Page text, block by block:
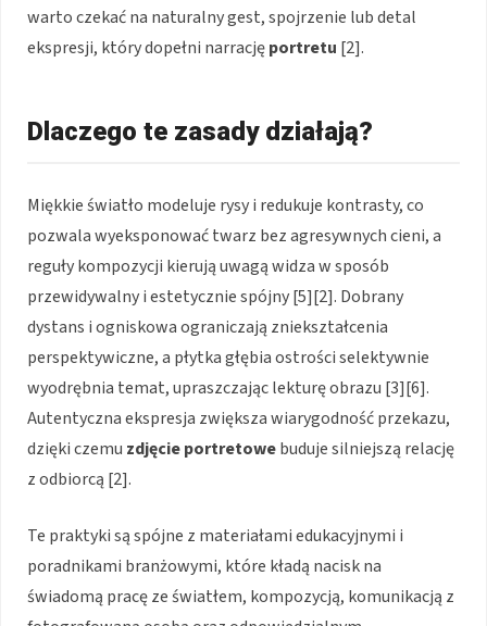
warto czekać na naturalny gest, spojrzenie lub detal
ekspresji, który dopełni narracjęportretu [2].
Dlaczego te zasady działają?
Miękkie światło modeluje rysy i redukuje kontrasty, co
pozwala wyeksponować twarz bez agresywnych cieni, a
reguły kompozycji kierują uwagą widza w sposób
przewidywalny i estetycznie spójny [5][2]. Dobrany
dystans i ogniskowa ograniczają zniekształcenia
perspektywiczne, a płytka głębia ostrości selektywnie
wyodrębnia temat, upraszczając lekturę obrazu [3][6].
Autentyczna ekspresja zwiększa wiarygodność przekazu,
dzięki czemu zdjęcie portretowebuduje silniejszą relację
z odbiorcą [2].
Te praktyki są spójne z materiałami edukacyjnymi i
poradnikami branżowymi, które kładą nacisk na
świadomą pracę ze światłem, kompozycją, komunikacją z